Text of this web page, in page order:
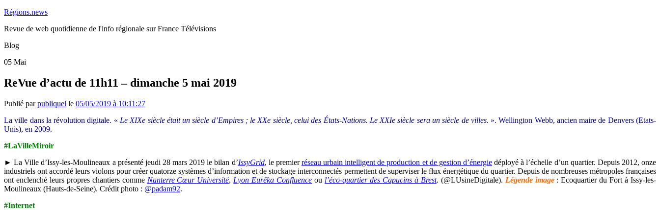
Régions.news
Revue de web quotidienne de l'info régionale sur France Télévisions
Blog
05 Mai
ReVue d’actu de 11h11 – dimanche 5 mai 2019
Publié parpubliquel le 05/05/2019 à 10:11:27
La ville dans la révolution digitale. « Le XIXe siècle était un siècle d’Empires ; le XXe siècle, celui des États-Nations. Le XXIe siècle sera un siècle de villes. ». Wellington Webb, ancien maire de Denvers (Etats-
Unis), en 2009.
#LaVilleMiroir
► La Ville d’Issy-les-Moulineaux a présenté jeudi 28 mars 2019 le bilan d’IssyGrid, le premierréseau urbain intelligent de production et de gestion d’énergie déployé à l’échelle d’un quartier. Depuis 2012, onze
industriels ont accordé leurs violons pour créer quatorze systèmes d’information et de stockage interconnectés permettent de superviser le flux énergétique du quartier. Depuis de nombreuses métropoles françaises
ont enclenché leurs propres chantiers comme Nanterre Cœur Université, Lyon Eurêka Confluence ou l’éco-quartier des Capucins à Brest. (@LUsineDigitale). Légende image: Ecoquartier du Fort à Issy-les-
Moulineaux (Hauts-de-Seine). Crédit photo : @padam92.
#Internet